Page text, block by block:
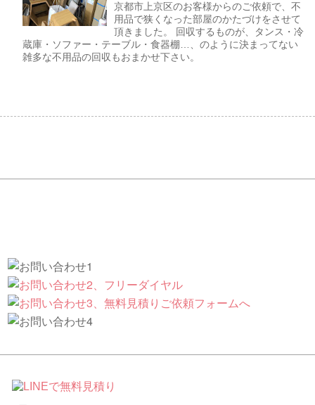
京都市上京区のお客様からのご依頼で、不
用品で狭くなった部屋のかたづけをさせて
頂きました。 回収するものが、タンス・冷
蔵庫・ソファー・テーブル・食器棚…、のように決まってない
雑多な不用品の回収もおまかせ下さい。